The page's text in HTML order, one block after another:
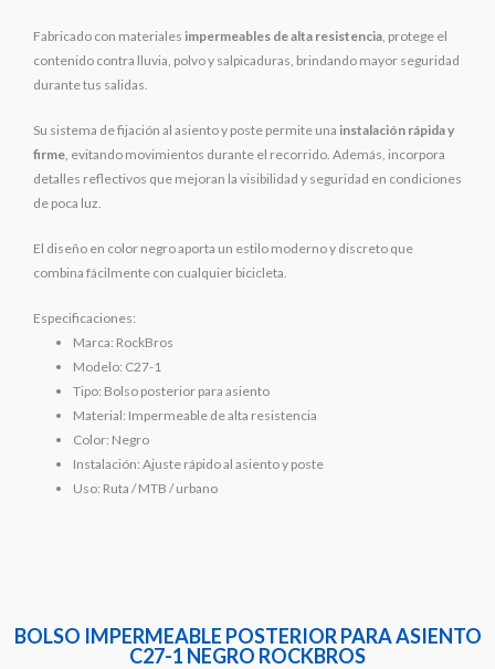
Fabricado con materiales impermeables de alta resistencia , protege el
contenido contra lluvia, polvo y salpicaduras, brindando mayor seguridad
durante tus salidas.
Su sistema de fijación al asiento y poste permite una instalación rápida y
firme , evitando movimientos durante el recorrido. Además, incorpora
detalles reflectivos que mejoran la visibilidad y seguridad en condiciones
de poca luz.
El diseño en color negro aporta un estilo moderno y discreto que
combina fácilmente con cualquier bicicleta.
Especificaciones:
Marca: RockBros
Modelo: C27-1
Tipo: Bolso posterior para asiento
Material: Impermeable de alta resistencia
Color: Negro
Instalación: Ajuste rápido al asiento y poste
Uso: Ruta / MTB / urbano
BOLSO IMPERMEABLE POSTERIOR PARA ASIENTO
C27-1 NEGRO ROCKBROS